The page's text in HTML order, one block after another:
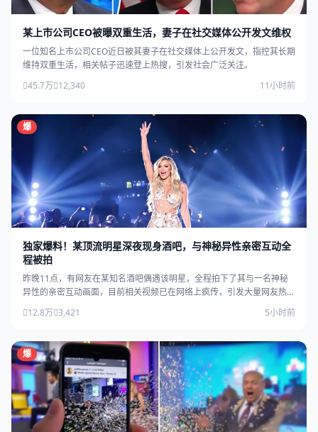
某上市公司CEO被曝双重生活，妻子在社交媒体公开发文维权
一位知名上市公司CEO近日被其妻子在社交媒体上公开发文，指控其长期
维持双重生活，相关帖子迅速登上热搜，引发社会广泛关注。
45.7万 12,340 11小时前
爆
独家爆料！某顶流明星深夜现身酒吧，与神秘异性亲密互动全
程被拍
昨晚11点，有网友在某知名酒吧偶遇该明星，全程拍下了其与一名神秘
异性的亲密互动画面，目前相关视频已在网络上疯传，引发大量网友热
12.8万 3,421 5小时前
爆